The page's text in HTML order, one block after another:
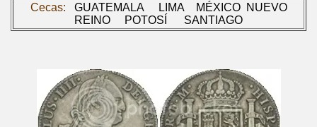
Cecas: GUATEMALA LIMA MÉXICO NUEVO
REINO
POTOSÍ SANTIAGO